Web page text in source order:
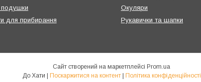
для прибирання
Окуляри
Рукавички та шапки
Сайт створений на маркетплейсі Prom.ua
Поскаржитися на контент Політика конфіденційності